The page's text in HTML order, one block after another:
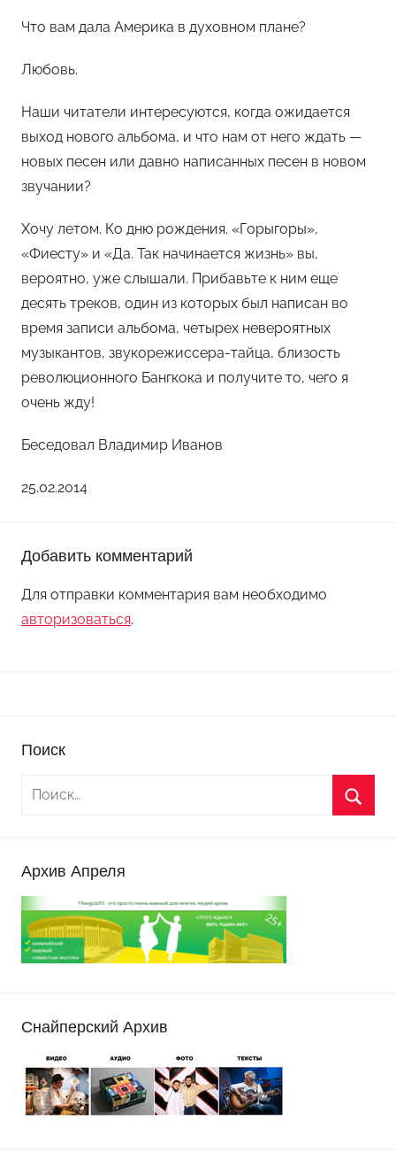
Что вам дала Америка в духовном плане?
Любовь.
Наши читатели интересуются, когда ожидается
выход нового альбома, и что нам от него ждать —
новых песен или давно написанных песен в новом
звучании?
Хочу летом. Ко дню рождения. «Горыгоры»,
«Фиесту» и «Да. Так начинается жизнь» вы,
вероятно, уже слышали. Прибавьте к ним еще
десять треков, один из которых был написан во
время записи альбома, четырех невероятных
музыкантов, звукорежиссера-тайца, близость
революционного Бангкока и получите то, чего я
очень жду!
Беседовал Владимир Иванов
25.02.2014
Добавить комментарий
Для отправки комментария вам необходимо
авторизоваться.
Поиск
Архив Апреля
Снайперский Архив